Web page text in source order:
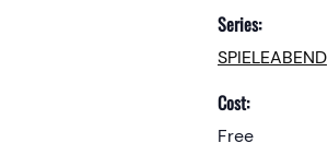
Series:
SPIELEABEND
Cost:
Free